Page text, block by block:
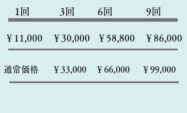
​ 1回 3回 6回 9回
￥11,000 ￥30,000 ￥58,800 ￥86,000
通常価格 ￥33,000 ￥66,000 ￥99,000